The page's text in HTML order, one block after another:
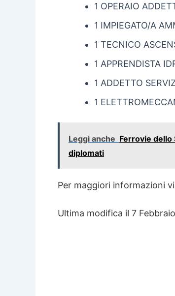
1 OPERAIO
1 IMPIEGATO/A
1 TECNICO
1 APPRENDISTA
1 ADDETTO
1
Leggi anche Ferrovie
diplomati
Per maggiori informazioni
Ultima modifica il 7